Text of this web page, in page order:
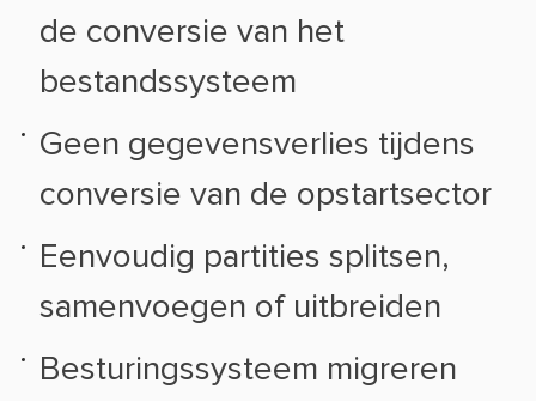
de conversie van het
bestandssysteem
Geen gegevensverlies tijdens
conversie van de opstartsector
Eenvoudig partities splitsen,
samenvoegen of uitbreiden
Besturingssysteem migreren